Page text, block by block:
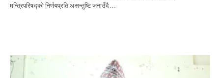
मन्त्रिपरिषद्को निर्णयप्रति असन्तुष्टि जनाउँदै…